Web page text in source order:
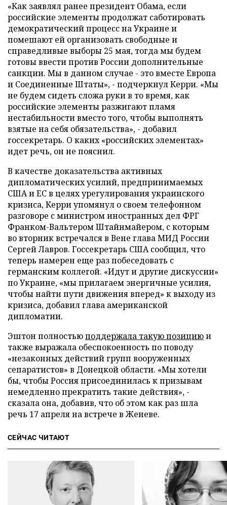
«Как заявлял ранее президент Обама, если
российские элементы продолжат саботировать
демократический процесс на Украине и
помешают ей организовать свободные и
справедливые выборы 25 мая, тогда мы будем
готовы ввести против России дополнительные
санкции. Мы в данном случае - это вместе Европа
и Соединенные Штаты», - подчеркнул Керри. «Мы
не будем сидеть сложа руки в то время, как
российские элементы разжигают пламя
нестабильности вместо того, чтобы выполнять
взятые на себя обязательства», - добавил
госсекретарь. О каких «российских элементах»
идет речь, он не пояснил.
В качестве доказательства активных
дипломатических усилий, предпринимаемых
США и ЕС в целях урегулирования украинского
кризиса, Керри упомянул о своем телефонном
разговоре с министром иностранных дел ФРГ
Франком-Вальтером Штайнмайером, с которым
во вторник встречался в Вене глава МИД России
Сергей Лавров. Госсекретарь США сообщил, что
теперь намерен еще раз побеседовать с
германским коллегой. «Идут и другие дискуссии»
по Украине, «мы прилагаем энергичные усилия,
чтобы найти пути движения вперед» к выходу из
кризиса, добавил глава американской
дипломатии.
Эштон полностьюподдержала такую позициюи
также выражала обеспокоенность по поводу
«незаконных действий групп вооруженных
сепаратистов» в Донецкой области. «Мы хотели
бы, чтобы Россия присоединилась к призывам
немедленно прекратить такие действия», -
сказала она, добавив, что об этом как раз шла
речь 17 апреля на встрече в Женеве.
СЕЙЧАС ЧИТАЮТ